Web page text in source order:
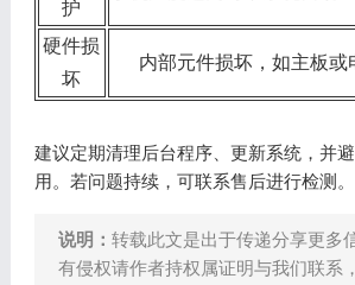
护
硬件损
坏
内部元件损坏，如主板或
建议定期清理后台程序、更新系统，并
用。若问题持续，可联系售后进行检测。
说明： 转载此文是出于传递分享更多
有侵权请作者持权属证明与我们联系